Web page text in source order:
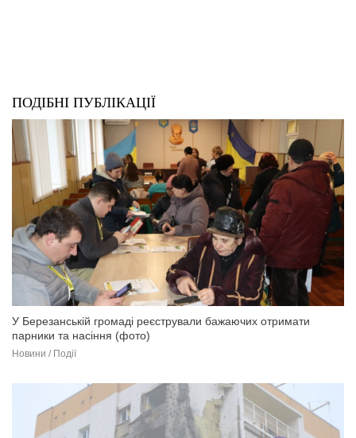
ПОДІБНІ ПУБЛІКАЦІЇ
У Березанській громаді реєстрували бажаючих отримати
парники та насіння (фото)
Новини / Події